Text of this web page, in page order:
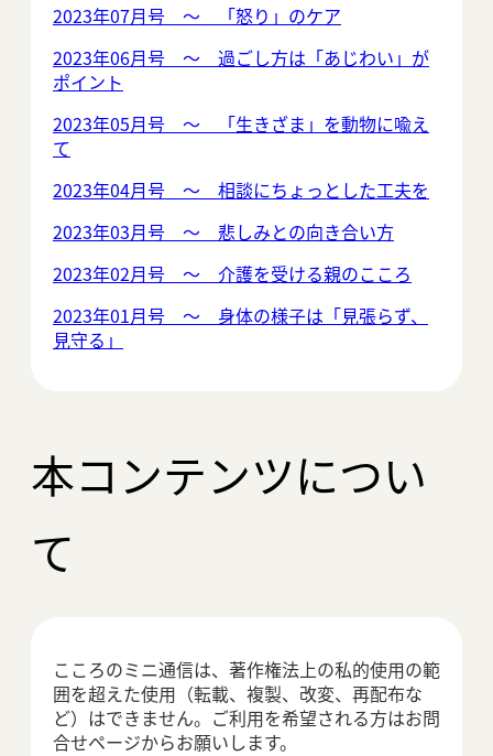
2023年07月号 ～ 「怒り」のケア
2023年06月号 ～ 過ごし方は「あじわい」が
ポイント
2023年05月号 ～ 「生きざま」を動物に喩え
て
2023年04月号 ～ 相談にちょっとした工夫を
2023年03月号 ～ 悲しみとの向き合い方
2023年02月号 ～ 介護を受ける親のこころ
2023年01月号 ～ 身体の様子は「見張らず、
見守る」
本コンテンツについ
て
こころのミニ通信は、著作権法上の私的使用の範
囲を超えた使用（転載、複製、改変、再配布な
ど）はできません。ご利用を希望される方はお問
合せページからお願いします。